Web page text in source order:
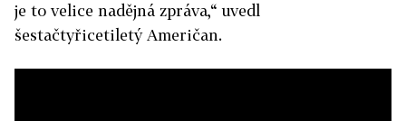
je to velice nadějná zpráva,“ uvedl
šestačtyřicetiletý Američan.